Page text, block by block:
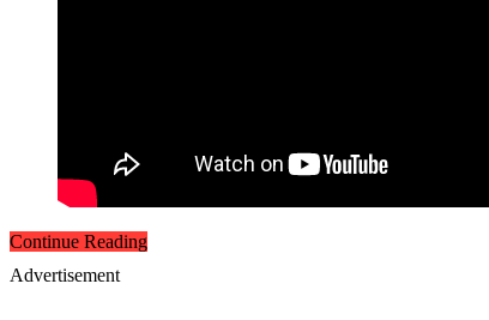
Continue Reading
Advertisement